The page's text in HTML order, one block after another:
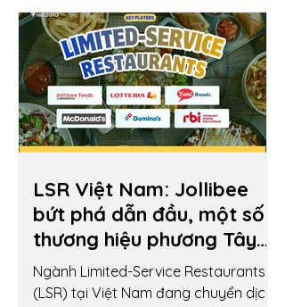
LSR Việt Nam: Jollibee
bứt phá dẫn đầu, một số
thương hiệu phương Tây
hụt hơi
Ngành Limited-Service Restaurants
(LSR) tại Việt Nam đang chuyển dịch